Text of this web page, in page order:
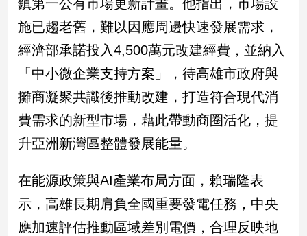
娛
樂
樂
星
聞
流
時
尚
追
星
鎮第一公有市場更新計畫。他指出，市場設
施已趨老舊，難以因應周邊快速發展需求，
經濟部承諾投入4,500萬元改建經費，並納入
「中小微企業支持方案」，待高雄市政府與
攤商凝聚共識後推動改建，打造符合現代消
費需求的新型市場，藉此帶動商圈活化，提
升亞洲新灣區整體發展能量。
在能源政策與AI產業布局方面，賴瑞隆表
示，高雄長期肩負全國重要發電任務，中央
應加速評估推動區域差別電價，合理反映地